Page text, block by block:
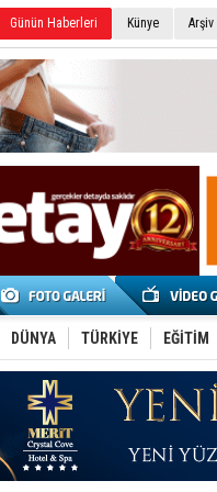
Günün Haberleri Künye Arşiv
DÜNYA TÜRKİYE EĞİTİM